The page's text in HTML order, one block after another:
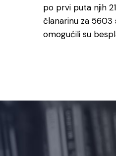
po prvi puta njih
članarinu za 5603
omogućili su